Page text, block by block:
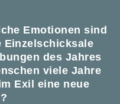
Emotionen sind
Einzelschicksale
des Jahres
viele Jahre
Exil eine neue